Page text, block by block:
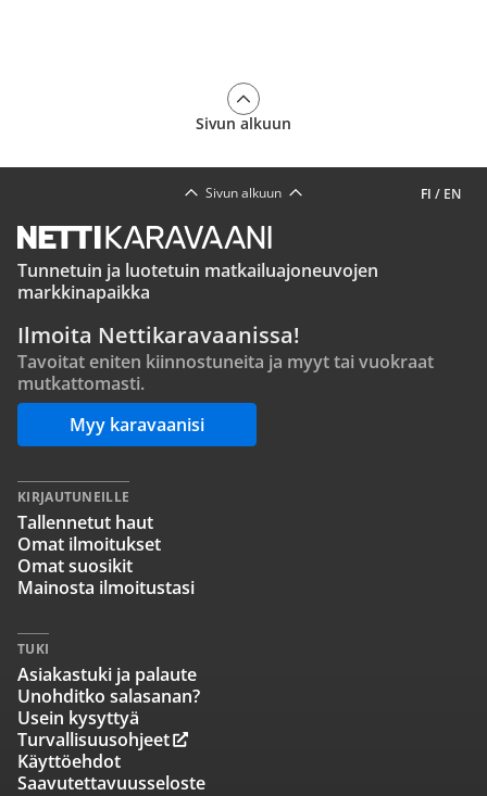
Sivun alkuun
FI / EN
Sivun alkuun
Tunnetuin ja luotetuin matkailuajoneuvojen
markkinapaikka
Ilmoita Nettikaravaanissa!
Tavoitat eniten kiinnostuneita ja myyt tai vuokraat
mutkattomasti.
Myy karavaanisi
KIRJAUTUNEILLE
Tallennetut haut
Omat ilmoitukset
Omat suosikit
Mainosta ilmoitustasi
TUKI
Asiakastuki ja palaute
Unohditko salasanan?
Usein kysyttyä
Turvallisuusohjeet
Käyttöehdot
Saavutettavuusseloste